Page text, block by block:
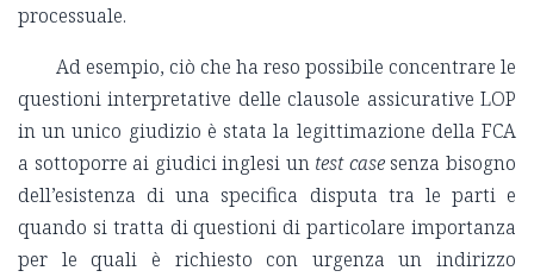
processuale.
Ad esempio, ciò che ha reso possibile concentrare le
questioni interpretative delle clausole assicurative LOP
in un unico giudizio è stata la legittimazione della FCA
a sottoporre ai giudici inglesi un test casesenza bisogno
dell’esistenza di una specifica disputa tra le parti e
quando si tratta di questioni di particolare importanza
per le quali è richiesto con urgenza un indirizzo